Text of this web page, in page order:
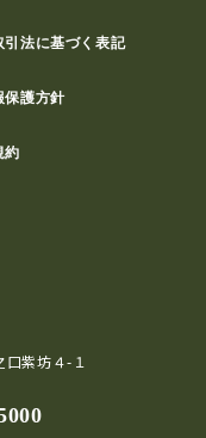
引法に基づく表記
保護方針
約
紫坊４-１